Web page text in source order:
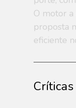
O motor
proposta
eficiente
Críticas